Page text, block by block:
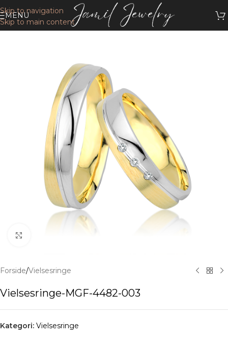
Skip to navigation
Skip to main content
MENU
Forside/Vielsesringe
Vielsesringe-MGF-4482-003
Kategori: Vielsesringe